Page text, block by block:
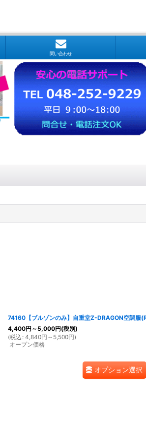
問い合わせ
74160【ブルゾンのみ】自重堂Z-DRAGON空調服
4,400円 ～5,000円(税別)
(税込 : 4,840円 ～5,500円)
オープン価格
オプション選択